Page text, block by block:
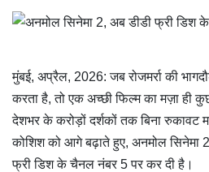
मुंबई, अप्रैल, 2026: जब रोजमर्रा की
करता है, तो एक अच्छी फिल्म का मज़ा ही
देशभर के करोड़ों दर्शकों तक बिना रुकावट
कोशिश को आगे बढ़ाते हुए, अनमोल सिनेमा
फ्री डिश के चैनल नंबर 5 पर कर दी है।